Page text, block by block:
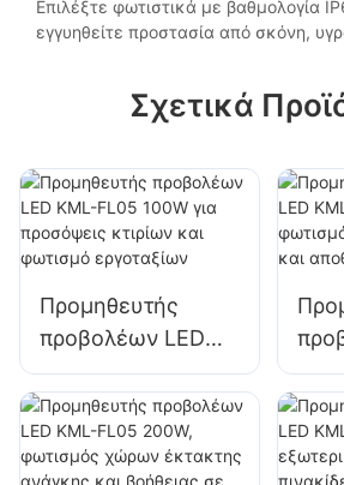
εκτίθενται σε καιρικές διακυμάνσεις.
Επιλέξτε φωτιστικά με βαθμολογία
εγγυηθείτε προστασία από σκόνη,
Σχετικά
Προμηθευτής
προβολέων LED
KML-FL05 100W
για προσόψεις
κτιρίων και
φωτισμό
για